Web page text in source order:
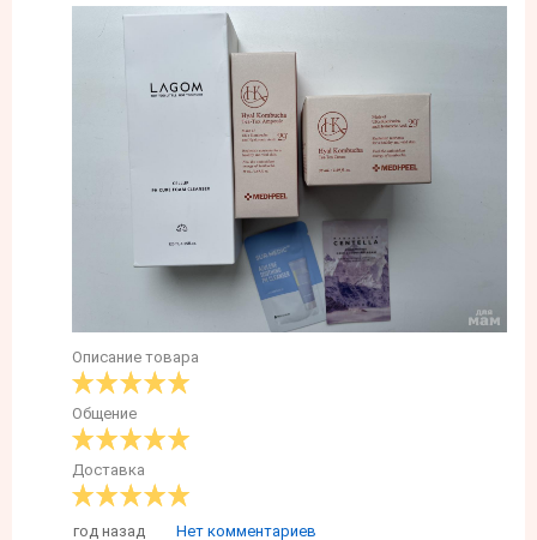
Описание товара
Общение
Доставка
год назад Нет комментариев